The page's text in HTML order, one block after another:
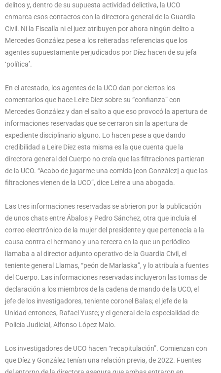
delitos y, dentro de su supuesta actividad delictiva, la UCO
enmarca esos contactos con la directora general de la Guardia
Civil. Ni la Fiscalía ni el juez atribuyen por ahora ningún delito a
Mercedes González pese a los reiteradas referencias que los
agentes supuestamente perjudicados por Díez hacen de su jefa
‘política’.
En el atestado, los agentes de la UCO dan por ciertos los
comentarios que hace Leire Díez sobre su “confianza” con
Mercedes González y dan el salto a que eso provocó la apertura de
informaciones reservadas que se cerraron sin la apertura de
expediente disciplinario alguno. Lo hacen pese a que dando
credibilidad a Leire Díez esta misma es la que cuenta que la
directora general del Cuerpo no creía que las filtraciones partieran
de la UCO. “Acabo de jugarme una comida [con González] a que las
filtraciones vienen de la UCO”, dice Leire a una abogada.
Las tres informaciones reservadas se abrieron por la publicación
de unos chats entre Ábalos y Pedro Sánchez, otra que incluía el
correo elecrtrónico de la mujer del presidente y que pertenecía a la
causa contra el hermano y una tercera en la que un periódico
llamaba a al director adjunto operativo de la Guardia Civil, el
teniente general Llamas, “peón de Marlaska”, y lo atribuía a fuentes
del Cuerpo. Las informaciones reservadas incluyeron las tomas de
declaración a los miembros de la cadena de mando de la UCO, el
jefe de los investigadores, teniente coronel Balas; el jefe de la
Unidad entonces, Rafael Yuste; y el general de la especialidad de
Policía Judicial, Alfonso López Malo.
Los investigadores de UCO hacen “recapitulación”. Comienzan con
que Díez y González tenían una relación previa, de 2022. Fuentes